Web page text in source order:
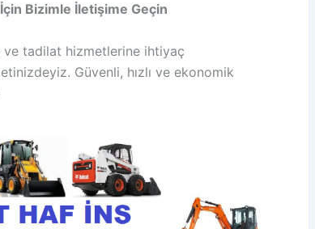
Bizimle İletişime Geçin
ve tadilat hizmetlerine ihtiyaç
Güvenli, hızlı ve ekonomik